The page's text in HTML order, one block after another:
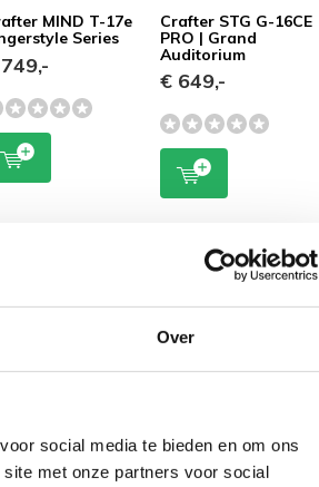
Over
social media te bieden en om ons
met onze partners voor social
MIND T-17e
Series
Crafter STG G-16CE
PRO | Grand
Auditorium
€ 649,-